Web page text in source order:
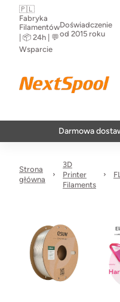
🇵🇱
Fabryka
Filamentów
| 📦 24h | 💬
Wsparcie
Doświadczenie
od 2015 roku
Darmowa dostawa |
Strona
główna
3D
Printer
Filaments